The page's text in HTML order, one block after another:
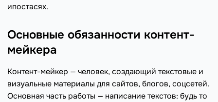
ипостасях.
Основные обязанности контент-
мейкера
Контент-мейкер — человек, создающий текстовые и
визуальные материалы для сайтов, блогов, соцсетей.
Основная часть работы — написание текстов: будь то